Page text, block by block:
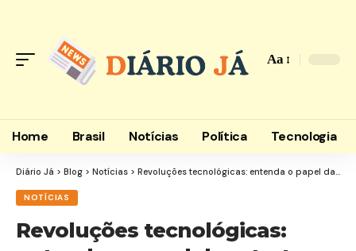
Font
Aa
Home Brasil Notícias Política Tecnologia
Diário Já > Blog > Notícias > Revoluções tecnológicas: entenda o papel das startups na inovação
NOTÍCIAS
Revoluções tecnológicas: